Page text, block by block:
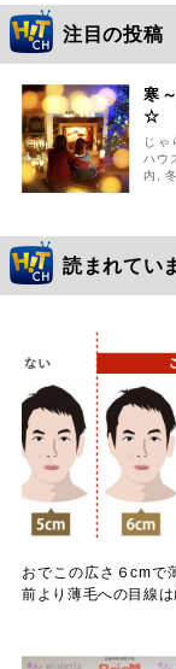
注目の投稿
寒
☆
じゃ
ハウ
内 ,
読まれてい
おでこの広さ６cmで
前より薄毛への目線